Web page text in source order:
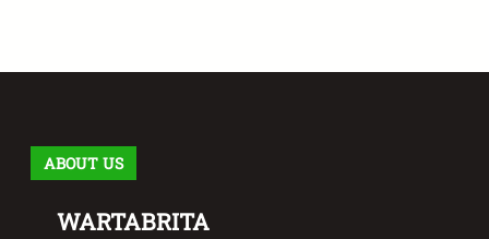
ABOUT US
WARTABRITA